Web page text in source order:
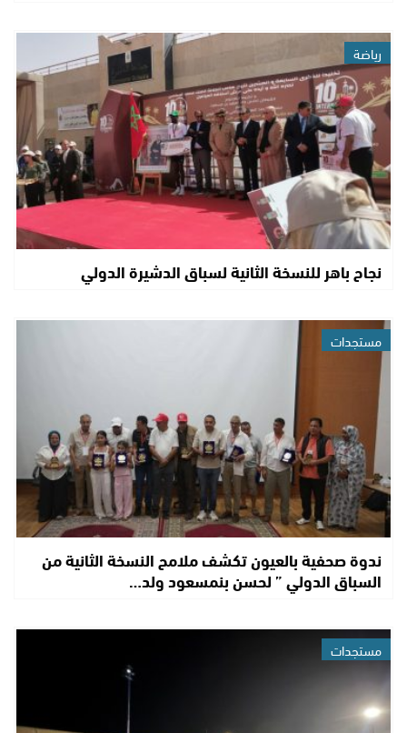
رياضة
نجاح باهر للنسخة الثانية لسباق الدشيرة الدولي
مستجدات
ندوة صحفية بالعيون تكشف ملامح النسخة الثانية من
السباق الدولي ” لحسن بنمسعود ولد…
مستجدات